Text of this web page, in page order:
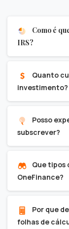
Como é
IRS?
Quanto
investimento?
Posso
subscrever?
Que tipos
OneFinance?
Por que
folhas de